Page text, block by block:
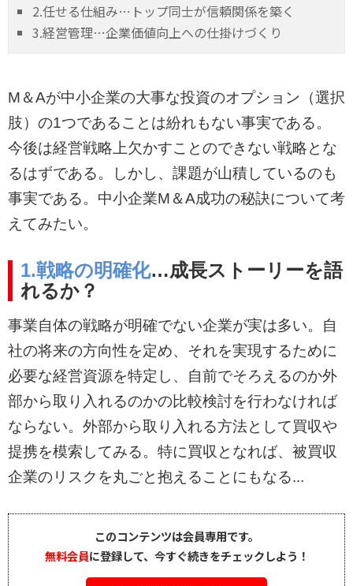
2.任せる仕組み…トップ同士が信頼関係を築く
3.経営管理…企業価値向上への仕掛けづくり
M＆Aが中小企業の大事な投資のオプション（選択
肢）の1つであることは紛れもない事実である。
今後は経営戦略上欠かすことのできない戦略とな
るはずである。しかし、課題が山積しているのも
事実である。中小企業M＆A成功の秘訣について考
えてみたい。
1.戦略の明確化…成長ストーリーを語
れるか？
事業自体の戦略が明確でない企業が実は多い。自
社の将来の方向性を定め、それを実現するために
必要な経営資源を特定し、自前でそろえるのか外
部から取り入れるのかの比較検討を行わなければ
ならない。外部から取り入れる方法として買収や
提携を模索してみる。特に買収となれば、被買収
企業のリスクを丸ごと抱えることにもなる...
このコンテンツは会員専用です。
無料会員に登録して、今すぐ続きをチェックしよう！